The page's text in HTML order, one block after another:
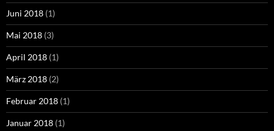
Juni 2018 (1)
Mai 2018 (3)
April 2018 (1)
März 2018 (2)
Februar 2018 (1)
Januar 2018 (1)